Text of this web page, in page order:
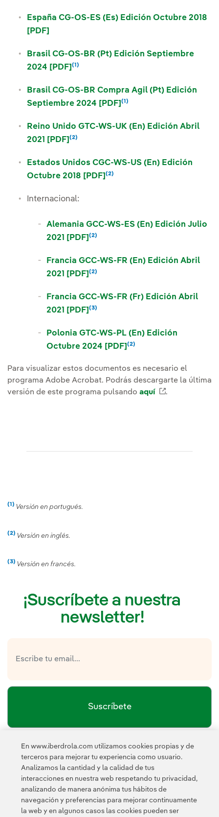
España CG-OS-ES (Es) Edición Octubre 2018
[PDF]
Brasil CG-OS-BR (Pt) Edición Septiembre
2024 [PDF]Enlace externo, se abre en ventana
(1)
Brasil CG-OS-BR Compra Agil (Pt) Edición
Septiembre 2024 [PDF]Enlace externo, se abre
(1)
Reino Unido GTC-WS-UK (En) Edición Abril
2021 [PDF]Enlace externo, se abre en ventana
(2)
Estados Unidos CGC-WS-US (En) Edición
Octubre 2018 [PDF]Enlace externo, se abre en
(2)
Internacional:
Alemania GCC-WS-ES (En) Edición Julio
2021 [PDF]Enlace externo, se abre en
(2)
Francia GCC-WS-FR (En) Edición Abril
2021 [PDF]Enlace externo, se abre en
(2)
Francia GCC-WS-FR (Fr) Edición Abril
2021 [PDF]Enlace externo, se abre en
(3)
Polonia GTC-WS-PL (En) Edición
Octubre 2024 [PDF]Enlace externo, se
(2)
Para visualizar estos documentos es necesario el
programa Adobe Acrobat. Podrás descargarte la última
versión de este programa pulsando aquí Enlace
.
(1) Nota
Versión en portugués.
(2) Nota
Versión en inglés.
(3) Nota
Versión en francés.
¡Suscríbete a nuestra
newsletter!
Suscríbete
He leído y acepto lapolítica de privacidad de la
Newsletter
Enlace externo, se abre en ventana nueva.
Esta página está protegida por reCAPTCHA y se aplican la
Política de privacidad Términos de servicio de
En www.iberdrola.com utilizamos cookies propias y de
terceros para mejorar tu experiencia como usuario.
Analizamos la cantidad y la calidad de tus
interacciones en nuestra web respetando tu privacidad,
analizando de manera anónima tus hábitos de
navegación y preferencias para mejorar continuamente
la web y en algunos casos las cookies pueden ser